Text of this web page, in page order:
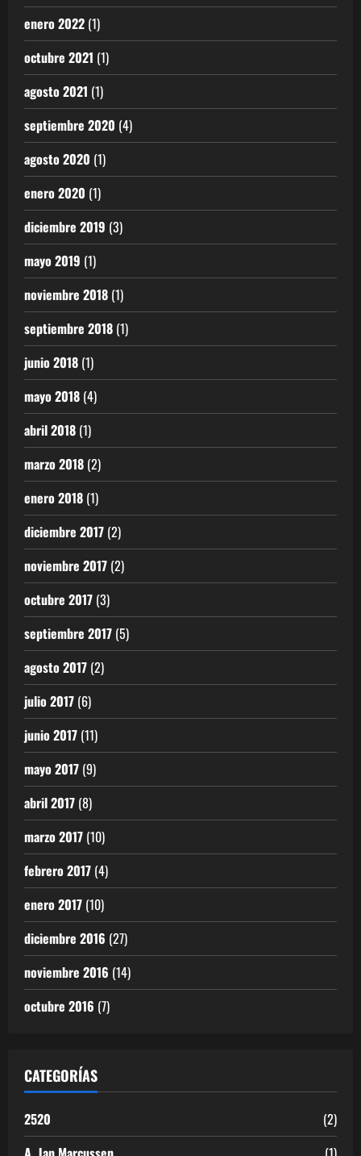
enero 2022 (1)
octubre 2021 (1)
agosto 2021 (1)
septiembre 2020 (4)
agosto 2020 (1)
enero 2020 (1)
diciembre 2019 (3)
mayo 2019 (1)
noviembre 2018 (1)
septiembre 2018 (1)
junio 2018 (1)
mayo 2018 (4)
abril 2018 (1)
marzo 2018 (2)
enero 2018 (1)
diciembre 2017 (2)
noviembre 2017 (2)
octubre 2017 (3)
septiembre 2017 (5)
agosto 2017 (2)
julio 2017 (6)
junio 2017 (11)
mayo 2017 (9)
abril 2017 (8)
marzo 2017 (10)
febrero 2017 (4)
enero 2017 (10)
diciembre 2016 (27)
noviembre 2016 (14)
octubre 2016 (7)
CATEGORÍAS
2520
(2)